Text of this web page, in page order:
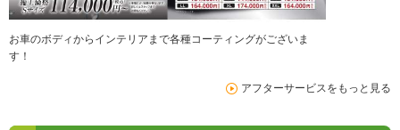
お車のボディからインテリアまで各種コーティングがございま
す！
アフターサービスをもっと見る